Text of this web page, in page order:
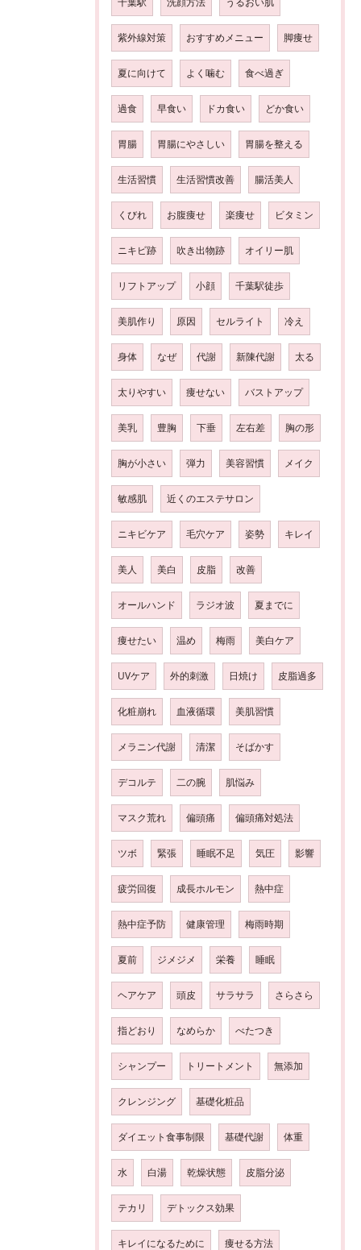
紫外線対策 おすすめメニュー 脚痩せ
夏に向けて よく噛む 食べ過ぎ
過食 早食い ドカ食い どか食い
胃腸 胃腸にやさしい 胃腸を整える
生活習慣 生活習慣改善 腸活美人
くびれ お腹痩せ 楽痩せ ビタミン
ニキビ跡 吹き出物跡 オイリー肌
リフトアップ 小顔 千葉駅徒歩
美肌作り 原因 セルライト 冷え
身体 なぜ 代謝 新陳代謝 太る
太りやすい 痩せない バストアップ
美乳 豊胸 下垂 左右差 胸の形
胸が小さい 弾力 美容習慣 メイク
敏感肌 近くのエステサロン
ニキビケア 毛穴ケア 姿勢 キレイ
美人 美白 皮脂 改善
オールハンド ラジオ波 夏までに
痩せたい 温め 梅雨 美白ケア
UVケア 外的刺激 日焼け 皮脂過多
化粧崩れ 血液循環 美肌習慣
メラニン代謝 清潔 そばかす
デコルテ 二の腕 肌悩み
マスク荒れ 偏頭痛 偏頭痛対処法
ツボ 緊張 睡眠不足 気圧 影響
疲労回復 成長ホルモン 熱中症
熱中症予防 健康管理 梅雨時期
夏前 ジメジメ 栄養 睡眠
ヘアケア 頭皮 サラサラ さらさら
指どおり なめらか べたつき
シャンプー トリートメント 無添加
クレンジング 基礎化粧品
ダイエット食事制限 基礎代謝 体重
水 白湯 乾燥状態 皮脂分泌
テカリ デトックス効果
キレイになるために 痩せる方法